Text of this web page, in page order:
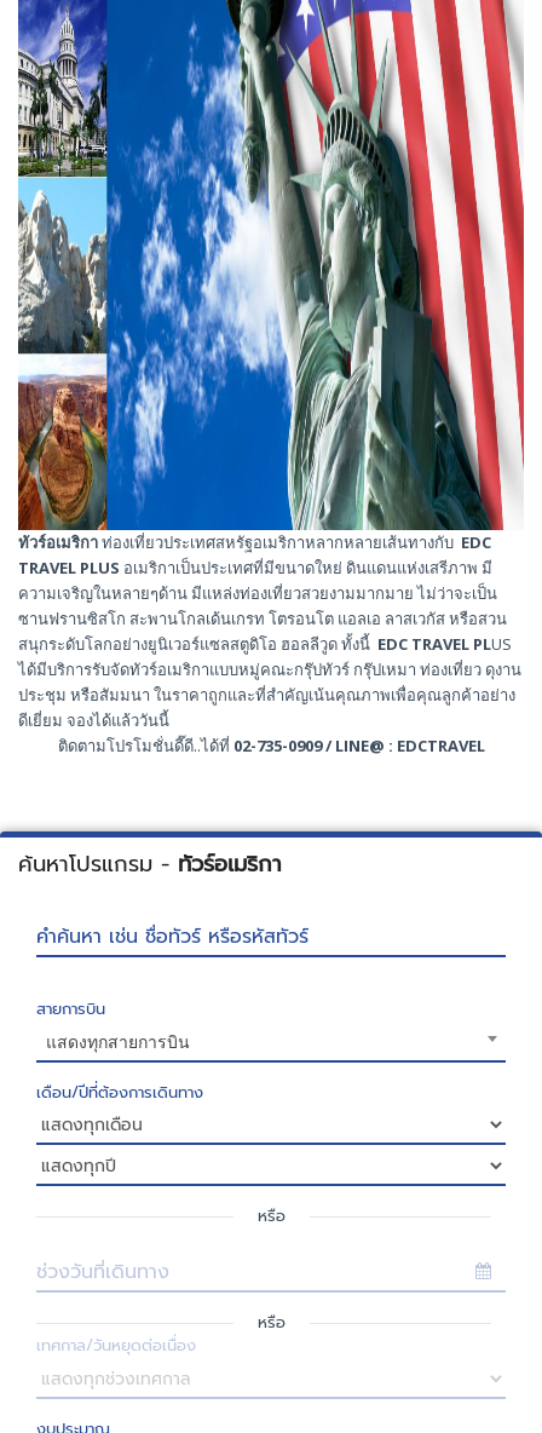
ทัวร์อเมริกาท่องเที่ยวประเทศสหรัฐอเมริกาหลากหลายเส้นทางกับ EDC
TRAVEL PLUS อเมริกาเป็นประเทศที่มีขนาดใหย่ ดินแดนแห่งเสรีภาพ มี
ความเจริญในหลายๆด้าน มีแหล่งท่องเที่ยวสวยงามมากมาย ไม่ว่าจะเป็น
ซานฟรานซิสโก สะพานโกลเด้นเกรท โตรอนโต แอลเอ ลาสเวกัส หรือสวน
สนุกระดับโลกอย่างยูนิเวอร์แซลสตูดิโอ ฮอลลีวูด ทั้งนี้ EDC TRAVEL PLUS
ได้มีบริการรับจัดทัวร์อเมริกาแบบหมู่คณะกรุ๊ปทัวร์ กรุ๊ปเหมา ท่องเที่ยว ดุงาน
ประชุม หรือสัมมนา ในราคาถูกและที่สำคัญเน้นคุณภาพเพื่อคุณลูกค้าอย่าง
ดีเยี่ยม จองได้แล้ววันนี้
ติดตามโปรโมชั่นดี๊ดี..ได้ที่ 02-735-0909 / LINE@ : EDCTRAVEL
ค้นหาโปรแกรม - ทัวร์อเมริกา
คำค้นหา เช่น ชื่อทัวร์ หรือรหัสทัวร์
แสดงทุกสายการบิน
สายการบิน
เดือน/ปีที่ต้องการเดินทาง
หรือ
ช่วงวันที่เดินทาง
หรือ
เทศกาล/วันหยุดต่อเนื่อง